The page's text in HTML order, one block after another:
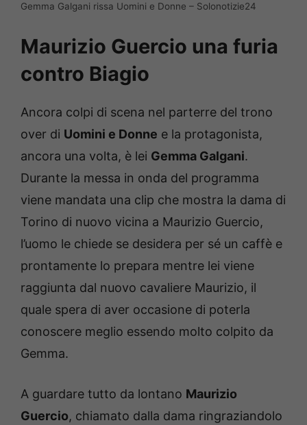
Gemma Galgani rissa Uomini e Donne – Solonotizie24
Maurizio Guercio una furia
contro Biagio
Ancora colpi di scena nel parterre del trono
over di Uomini e Donne e la protagonista,
ancora una volta, è lei Gemma Galgani.
Durante la messa in onda del programma
viene mandata una clip che mostra la dama di
Torino di nuovo vicina a Maurizio Guercio,
l’uomo le chiede se desidera per sé un caffè e
prontamente lo prepara mentre lei viene
raggiunta dal nuovo cavaliere Maurizio, il
quale spera di aver occasione di poterla
conoscere meglio essendo molto colpito da
Gemma.
A guardare tutto da lontano Maurizio
Guercio, chiamato dalla dama ringraziandolo